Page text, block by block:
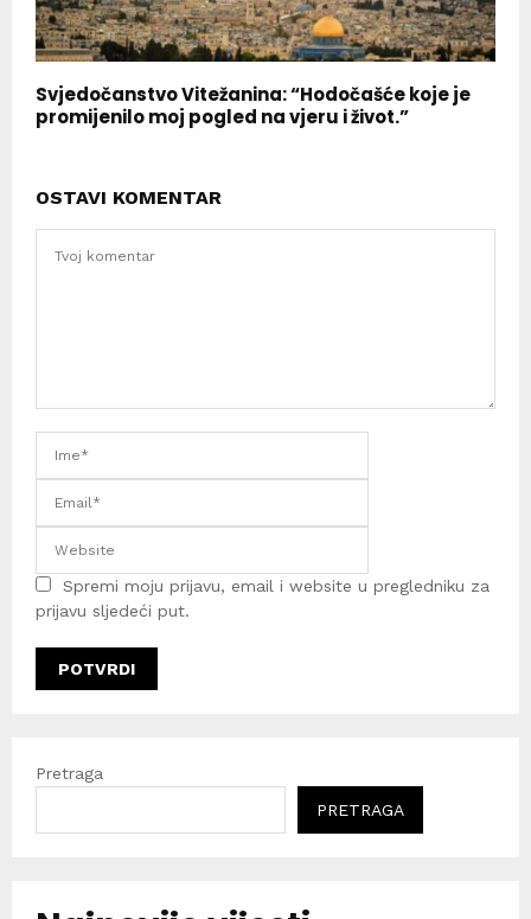
Svjedočanstvo Vitežanina: “Hodočašće koje je
promijenilo moj pogled na vjeru i život.”
OSTAVI KOMENTAR
Spremi moju prijavu, email i website u pregledniku za
prijavu sljedeći put.
Pretraga
PRETRAGA